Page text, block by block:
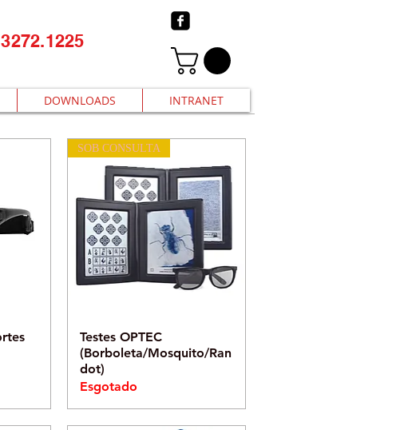
DOWNLOADS INTRANET
Visualização rápida
SOB CONSULTA
Testes OPTEC
(Borboleta/Mosquito/Ran
dot)
Esgotado